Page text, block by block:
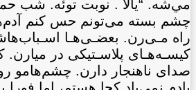
مي‌شه. “يالا . نوبت توئه. شب
چشم بسته می‌تونم حس کنم
راه مـی‌رن. بعضـی‌هـا
کيسـه‌هـای پلاسـتيكی در میارن.
صدای ناهنجار دارن. چشم‌هامو